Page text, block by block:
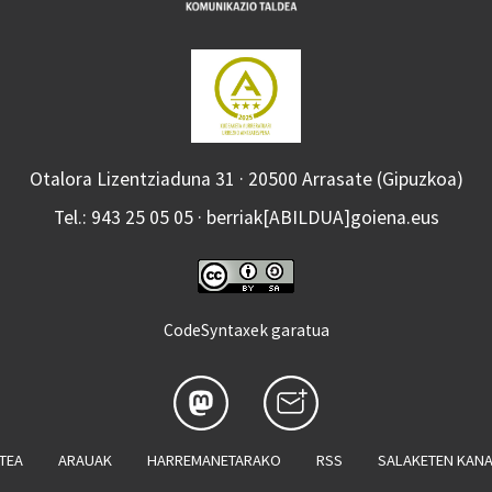
Otalora Lizentziaduna 31 · 20500 Arrasate (Gipuzkoa)
Tel.: 943 25 05 05 · berriak[ABILDUA]goiena.eus
CodeSyntaxek garatua
ARAUAK HARREMANETARAKO RSS SALAKETEN